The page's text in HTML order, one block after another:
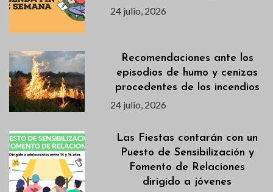
24 julio, 2026
Recomendaciones ante los
episodios de humo y cenizas
procedentes de los incendios
24 julio, 2026
Las Fiestas contarán con un
Puesto de Sensibilización y
Fomento de Relaciones
dirigido a jóvenes